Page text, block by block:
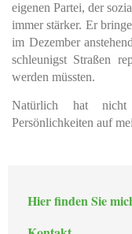
eigenen Partei, der
immer stärker. Er
im Dezember
schleunigst Straßen
werden müssten.
Natürlich hat nicht
Persönlichkeiten auf
Hier finden Sie